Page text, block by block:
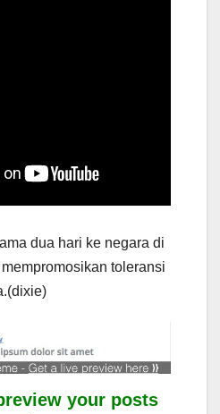
dua hari ke negara di
toleransi
your posts